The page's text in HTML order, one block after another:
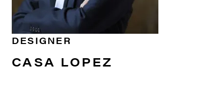
DESIGNER
CASA LOPEZ